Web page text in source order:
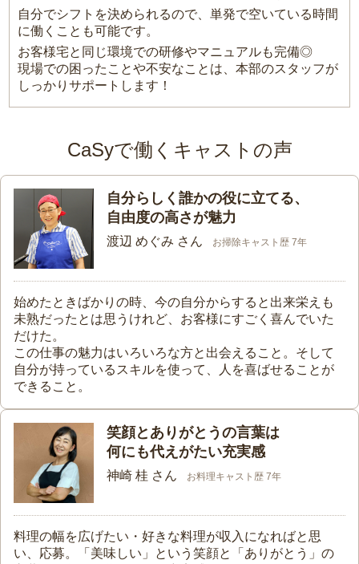
自分でシフトを決められるので、単発で空いている時間
に働くことも可能です。
お客様宅と同じ環境での研修やマニュアルも完備◎
現場での困ったことや不安なことは、本部のスタッフが
しっかりサポートします！
CaSyで働くキャストの声
自分らしく誰かの役に立てる、
自由度の高さが魅力
渡辺 めぐみ さん お掃除キャスト歴 7年
始めたときばかりの時、今の自分からすると出来栄えも
未熟だったとは思うけれど、お客様にすごく喜んでいた
だけた。
この仕事の魅力はいろいろな方と出会えること。そして
自分が持っているスキルを使って、人を喜ばせることが
できること。
笑顔とありがとうの言葉は
何にも代えがたい充実感
神崎 桂 さん お料理キャスト歴 7年
料理の幅を広げたい・好きな料理が収入になればと思
い、応募。「美味しい」という笑顔と「ありがとう」の